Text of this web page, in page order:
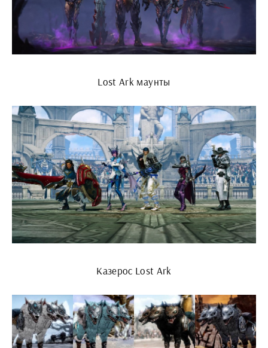
Lost Ark маунты
Казерос Lost Ark